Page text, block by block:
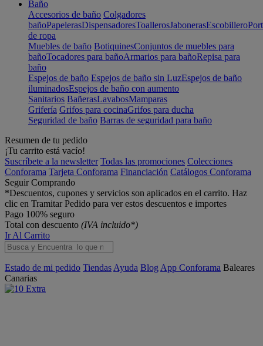
Baño
Accesorios de baño Colgadores
bañoPapelerasDispensadoresToallerosJabonerasEscobillero
de ropa
Muebles de baño BotiquinesConjuntos de muebles para
bañoTocadores para bañoArmarios para bañoRepisa para
baño
Espejos de baño Espejos de baño sin LuzEspejos de baño
iluminadosEspejos de baño con aumento
Sanitarios BañerasLavabosMamparas
Grifería Grifos para cocinaGrifos para ducha
Seguridad de baño Barras de seguridad para baño
Resumen de tu pedido
¡Tu carrito está vacío!
Suscríbete a la newsletter Todas las promociones Colecciones
Conforama Tarjeta Conforama Financiación Catálogos Conforama
Seguir Comprando
*Descuentos, cupones y servicios son aplicados en el carrito. Haz
clic en Tramitar Pedido para ver estos descuentos e importes
Pago 100% seguro
Total con descuento (IVA incluido*)
Ir Al Carrito
Estado de mi pedido Tiendas Ayuda Blog App Conforama Baleares
Canarias